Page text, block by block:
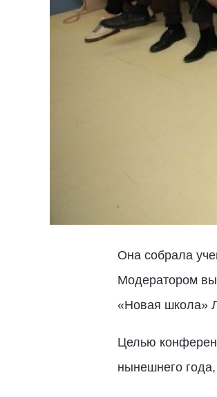
Она собрала
Модератором
«Новая школа»
Целью
нынешнего